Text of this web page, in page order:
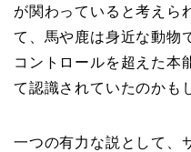
が関わっていると考えら
て、馬や鹿は身近な動物
コントロールを超えた本
て認識されていたのかも
一つの有力な説として、